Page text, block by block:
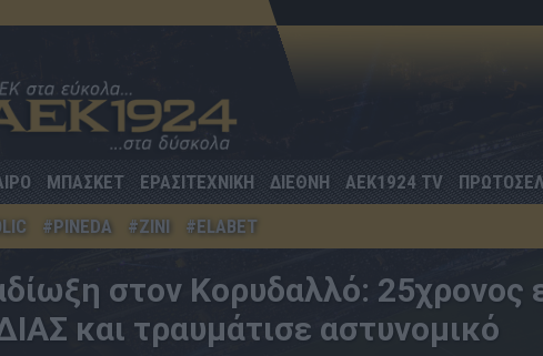
ΜΠΑΣΚΕΤ ΕΡΑΣΙΤΕΧΝΙΚΗ ΔΙΕΘΝΗ AEK1924 TV
#PINEDA #ZINI #ELABET
στον Κορυδαλλό: 25χρονος
και τραυμάτισε αστυνομικό